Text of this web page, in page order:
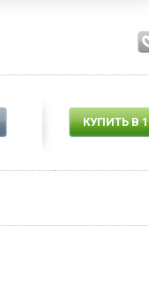
КУПИТЬ В